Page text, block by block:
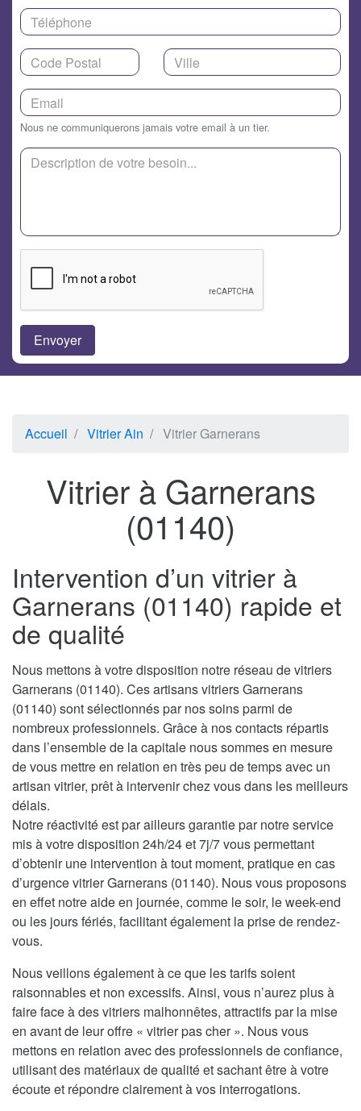
Nous ne communiquerons jamais votre email à un tier.
Accueil Vitrier Ain Vitrier Garnerans
Vitrier à Garnerans
(01140)
Intervention d’un vitrier à
Garnerans (01140) rapide et
de qualité
Nous mettons à votre disposition notre réseau de vitriers
Garnerans (01140). Ces artisans vitriers Garnerans
(01140) sont sélectionnés par nos soins parmi de
nombreux professionnels. Grâce à nos contacts répartis
dans l’ensemble de la capitale nous sommes en mesure
de vous mettre en relation en très peu de temps avec un
artisan vitrier, prêt à intervenir chez vous dans les meilleurs
délais.
Notre réactivité est par ailleurs garantie par notre service
mis à votre disposition 24h/24 et 7j/7 vous permettant
d’obtenir une intervention à tout moment, pratique en cas
d’urgence vitrier Garnerans (01140). Nous vous proposons
en effet notre aide en journée, comme le soir, le week-end
ou les jours fériés, facilitant également la prise de rendez-
vous.
Nous veillons également à ce que les tarifs soient
raisonnables et non excessifs. Ainsi, vous n’aurez plus à
faire face à des vitriers malhonnêtes, attractifs par la mise
en avant de leur offre « vitrier pas cher ». Nous vous
mettons en relation avec des professionnels de confiance,
utilisant des matériaux de qualité et sachant être à votre
écoute et répondre clairement à vos interrogations.